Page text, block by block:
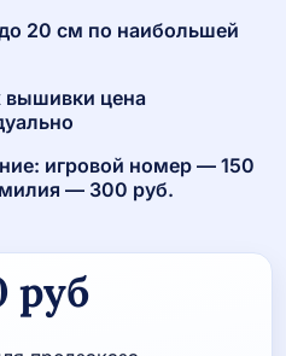
20 см по наибольшей
вышивки цена
игровой номер ― 150
― 300 руб.
руб